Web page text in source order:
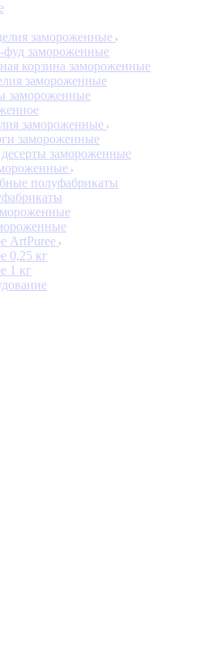
замороженные
фуд замороженные
корзина замороженные
замороженные
замороженные
замороженные
замороженные
замороженные
полуфабрикаты
ArtPuree
0,25 кг
1 кг